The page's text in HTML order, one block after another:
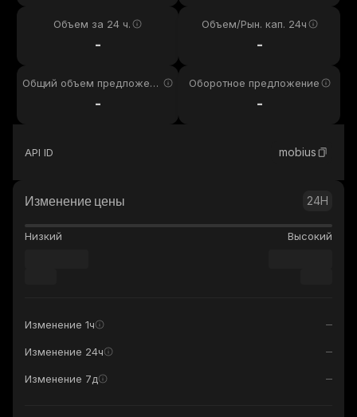
Объем за 24 ч.
-
Объем/Рын. кап. 24ч
-
Общий объем предложени
-
Оборотное предложение
-
API ID mobius
Изменение цены 24H
Низкий Высокий
Изменение 1ч
Изменение 24ч
Изменение 7д